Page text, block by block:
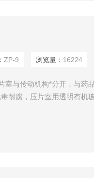
ZP-9 浏览量： 16224
室与传动机构*分开，与药
耐腐，压片室用透明有机